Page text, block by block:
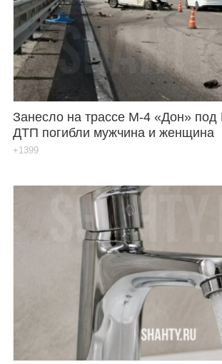
Занесло на трассе М-4 «Дон» под
ДТП погибли мужчина и женщина
+1399